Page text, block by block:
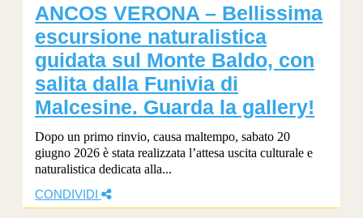
ANCOS VERONA – Bellissima
escursione naturalistica
guidata sul Monte Baldo, con
salita dalla Funivia di
Malcesine. Guarda la gallery!
Dopo un primo rinvio, causa maltempo, sabato 20
giugno 2026 è stata realizzata l’attesa uscita culturale e
naturalistica dedicata alla...
CONDIVIDI